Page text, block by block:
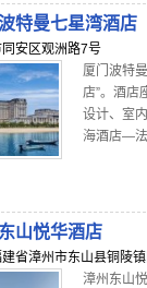
特曼七星湾酒店
安区观洲路7号
厦门波特
店”。酒店
设计、室
海酒店—法
山悦华酒店
建省漳州市东山县铜陵
漳州东山